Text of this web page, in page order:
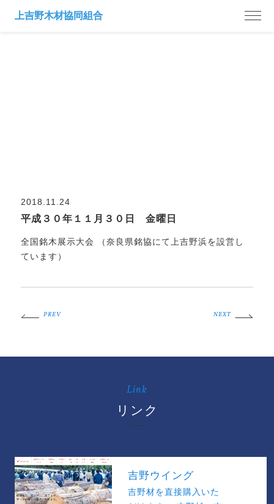
2018.11.24
平成３０年１１月３０日 金曜日
全国銘木展示大会 （奈良県銘協にて上吉野浜を設営し
ています）
PREV NEXT
Link
リンク
吉野ウイング
吉野材を直接購入いた